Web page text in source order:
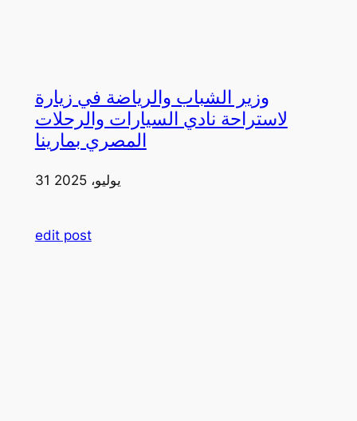
وزير الشباب والرياضة في زيارة
لاستراحة نادي السيارات والرحلات
المصري بمارينا
31 يوليو، 2025
edit post